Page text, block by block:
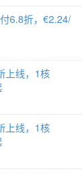
6.8折，€2.24/
上线，1核
上线，1核